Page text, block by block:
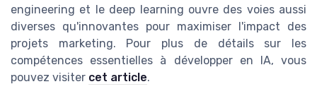
engineering et le deep learning ouvre des voies aussi
diverses qu'innovantes pour maximiser l'impact des
projets marketing. Pour plus de détails sur les
compétences essentielles à développer en IA, vous
pouvez visiter cet article.